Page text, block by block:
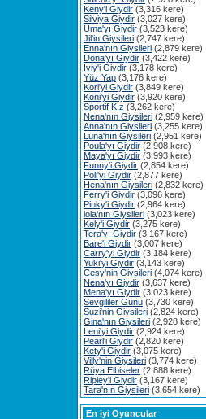
Keny'i Giydir (3,316 kere)
Silviya Giydir (3,027 kere)
Uma'yı Giydir (3,523 kere)
Jil'in Giysileri (2,747 kere)
Enna'nın Giysileri (2,879 kere)
Dona'yı Giydir (3,422 kere)
Iviy'i Giydir (3,178 kere)
Yüz Yap (3,176 kere)
Kori'yi Giydir (3,849 kere)
Koni'yi Giydir (3,920 kere)
Sportif Kız (3,262 kere)
Nena'nın Giysileri (2,959 kere)
Anna'nın Giysileri (3,255 kere)
Luna'nın Giysileri (2,951 kere)
Poula'yı Giydir (2,908 kere)
Maya'yı Giydir (3,993 kere)
Funny'i Giydir (2,854 kere)
Poli'yi Giydir (2,877 kere)
Hena'nın Giysileri (2,832 kere)
Ferry'i Giydir (3,096 kere)
Pinky'i Giydir (2,964 kere)
lola'nın Giysileri (3,023 kere)
Kely'i Giydir (3,275 kere)
Tera'yı Giydir (3,167 kere)
Bare'i Giydir (3,007 kere)
Carry'yi Giydir (3,184 kere)
Yuki'yi Giydir (3,143 kere)
Cesy'nin Giysileri (4,074 kere)
Nena'yı Giydir (3,637 kere)
Mena'yı Giydir (3,023 kere)
Sevgililer Günü (3,730 kere)
Suzi'nin Giysileri (2,824 kere)
Gina'nın Giysileri (2,928 kere)
Leni'yi Giydir (2,924 kere)
Pearl'i Giydir (2,820 kere)
Kety'i Giydir (3,075 kere)
Villy'nin Giysileri (3,774 kere)
Rüya Elbiseler (2,888 kere)
Ripley'i Giydir (3,167 kere)
Tara'nın Giysileri (3,654 kere)
En iyi Oyuncular